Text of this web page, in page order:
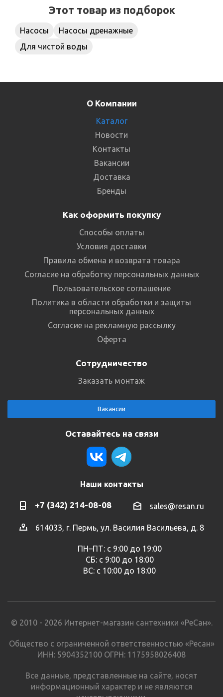
Этот товар из подборок
Насосы
Насосы дренажные
Для чистой воды
О Компании
Каталог
Новости
Контакты
Вакансии
Доставка
Бренды
Как оформить покупку
Способы оплаты
Условия доставки
Правила обмена и возврата товара
Согласие на обработку персональных данных
Пользовательское соглашение
Политика в области обработки и защиты
персональных данных
Согласие на рекламную рассылку
Оферта
Сотрудничество
Заказать монтаж
Вакансии
Оставайтесь на связи
Наши контакты
+7 (342) 214-08-08 sales@resan.ru
614033, г. Пермь, ул. Василия Васильева, д. 8
ПН–ПТ: с 9:00 до 19:00
СБ: с 9:00 до 18:00
ВС: с 10:00 до 18:00
© 2010 - 2026 Интернет-магазин сантехники «РеСан».
Общество с ограниченной ответственностью «Ресан»
ИНН: 5904352100 ОГРН: 1175958026408
Все данные, представленные на сайте, носят
информационный характер и не являются